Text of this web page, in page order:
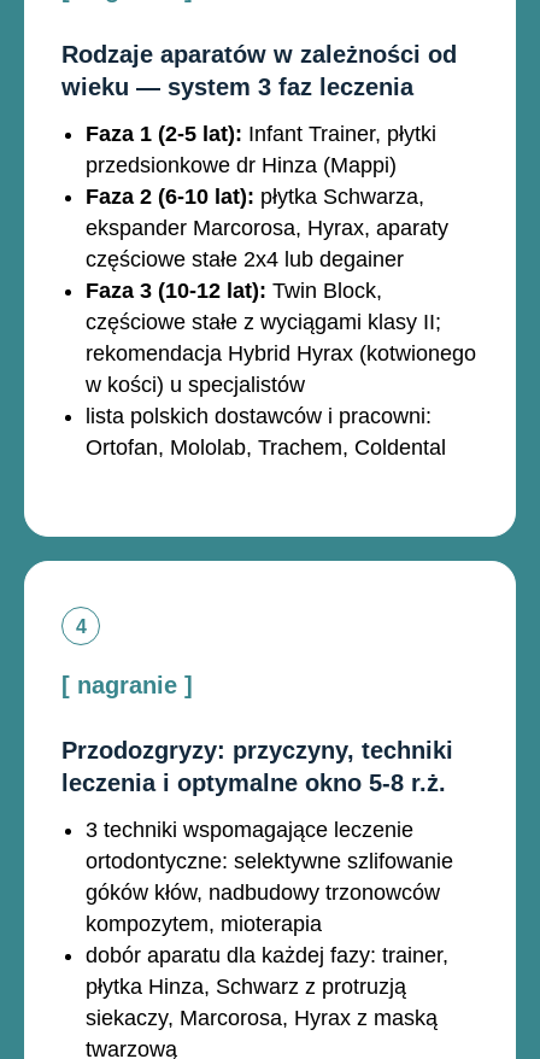
Rodzaje aparatów w zależności od
wieku — system 3 faz leczenia
Faza 1 (2-5 lat): Infant Trainer, płytki
przedsionkowe dr Hinza (Mappi)
Faza 2 (6-10 lat): płytka Schwarza,
ekspander Marcorosa, Hyrax, aparaty
częściowe stałe 2x4 lub degainer
Faza 3 (10-12 lat): Twin Block,
częściowe stałe z wyciągami klasy II;
rekomendacja Hybrid Hyrax (kotwionego
w kości) u specjalistów
lista polskich dostawców i pracowni:
Ortofan, Mololab, Trachem, Coldental
[ nagranie ]
Przodozgryzy: przyczyny, techniki
leczenia i optymalne okno 5-8 r.ż.
3 techniki wspomagające leczenie
ortodontyczne: selektywne szlifowanie
góków kłów, nadbudowy trzonowców
kompozytem, mioterapia
dobór aparatu dla każdej fazy: trainer,
płytka Hinza, Schwarz z protruzją
siekaczy, Marcorosa, Hyrax z maską
twarzową